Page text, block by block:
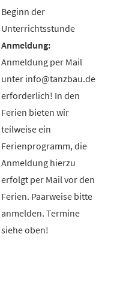
Beginn der
Unterrichtsstunde
Anmeldung per Mail
unter info@tanzbau.de
erforderlich! In den
Ferien bieten wir
teilweise ein
Ferienprogramm, die
Anmeldung hierzu
erfolgt per Mail vor den
Ferien. Paarweise bitte
anmelden. Termine
siehe oben!